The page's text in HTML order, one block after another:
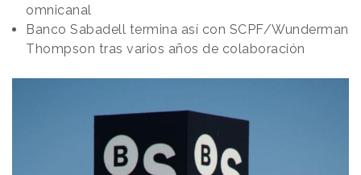
omnicanal
Banco Sabadell termina así con SCPF/Wunderman
Thompson tras varios años de colaboración